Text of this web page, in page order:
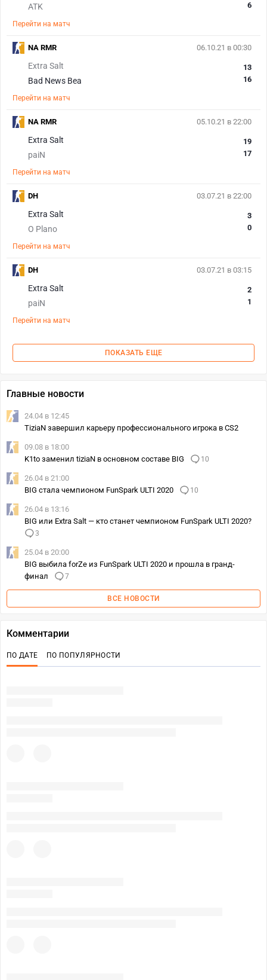
ATK 6
Перейти на матч
06.10.21 в 00:30
Extra Salt
Bad News Bea
13
16
Перейти на матч
NA RMR
05.10.21 в 22:00
Extra Salt
paiN
19
17
Перейти на матч
NA RMR
03.07.21 в 22:00
Extra Salt
O Plano
3
0
Перейти на матч
DH
03.07.21 в 03:15
Extra Salt
paiN
2
1
Перейти на матч
DH
ПОКАЗАТЬ ЕЩЕ
Главные новости
24.04 в 12:45
TiziaN завершил карьеру профессионального игрока в CS2
09.08 в 18:00
K1to заменил tiziaN в основном составе BIG
10
26.04 в 21:00
BIG стала чемпионом FunSpark ULTI 2020
10
26.04 в 13:16
BIG или Extra Salt — кто станет чемпионом FunSpark ULTI 2020?
3
25.04 в 20:00
BIG выбила forZe из FunSpark ULTI 2020 и прошла в гранд-
финал
7
ВСЕ НОВОСТИ
Комментарии
ПО ДАТЕ ПО ПОПУЛЯРНОСТИ